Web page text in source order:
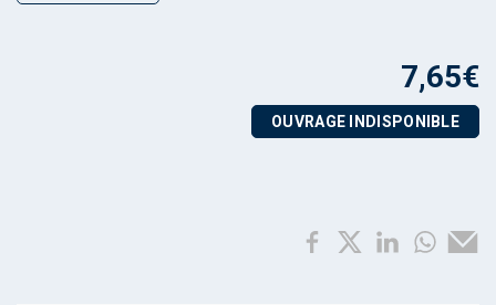
7,65€
OUVRAGE INDISPONIBLE